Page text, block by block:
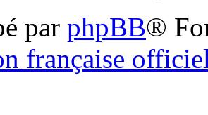
par phpBB®
française